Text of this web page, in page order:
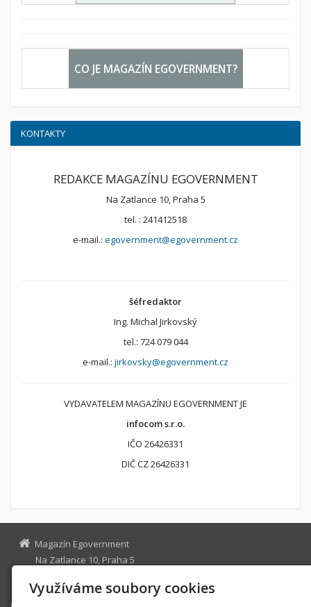
CO JE MAGAZÍN EGOVERNMENT?
KONTAKTY
REDAKCE MAGAZÍNU EGOVERNMENT
Na Zatlance 10, Praha 5
tel. : 241412518
e-mail.: egovernment@egovernment.cz
šéfredaktor
Ing. Michal Jirkovský
tel.: 724 079 044
e-mail.: jirkovsky@egovernment.cz
VYDAVATELEM MAGAZÍNU EGOVERNMENT JE
infocom s.r.o.
IČO 26426331
DIČ CZ 26426331
Magazín Egovernment
Na Zatlance 10, Praha 5
egovernment@egovernment.cz
Využíváme soubory cookies